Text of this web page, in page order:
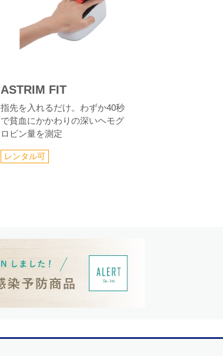
ASTRIM FIT
指先を入れるだけ。わずか40秒
で貧血にかかわりの深いヘモグ
ロビン量を測定
レンタル可